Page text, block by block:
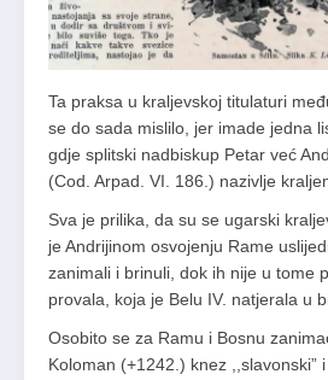
Ta praksa u kraljevskoj titulaturi
se do sada mislilo, jer imade jedna
gdje splitski nadbiskup Petar već
(Cod. Arpad. VI. 186.) nazivlje
Sva je prilika, da su se ugarski
je Andrijinom osvojenju Rame
zanimali i brinuli, dok ih nije u tome
provala, koja je Belu IV. natjerala u
Osobito se za Ramu i Bosnu
Koloman (+1242.) knez ,,slavonski”